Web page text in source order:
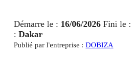
Démarre le : 16/06/2026 Fini le :
: Dakar
Publié par l'entreprise : DOBIZA